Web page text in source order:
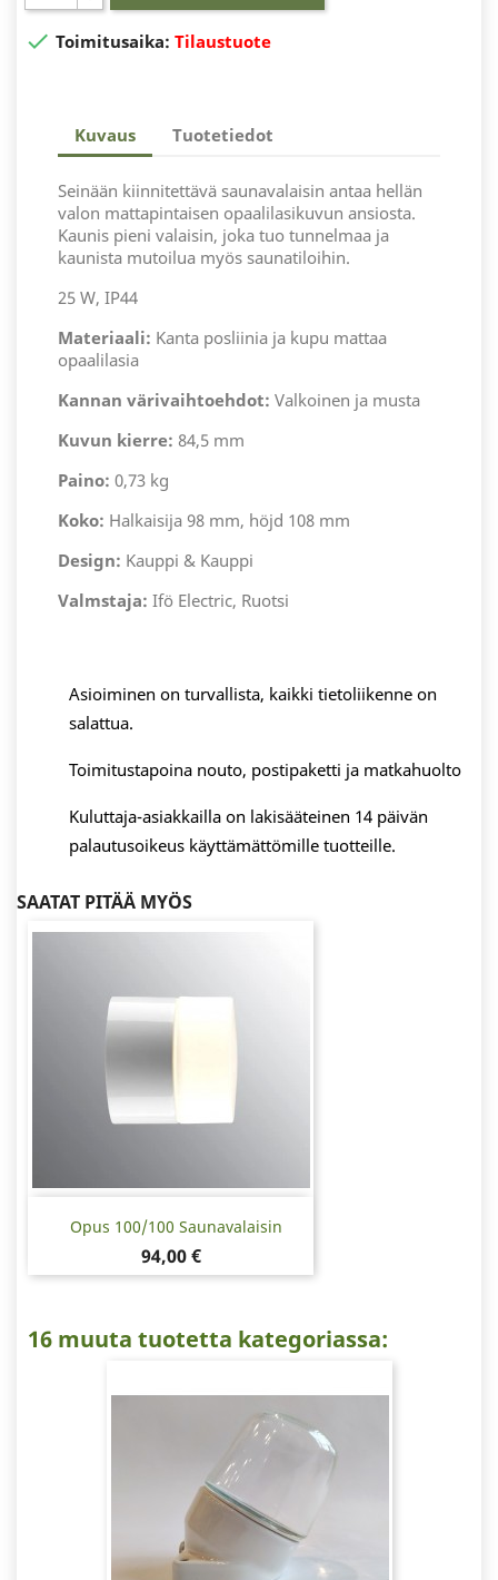
 Toimitusaika: Tilaustuote
Kuvaus Tuotetiedot
Seinään kiinnitettävä saunavalaisin antaa hellän
valon mattapintaisen opaalilasikuvun ansiosta.
Kaunis pieni valaisin, joka tuo tunnelmaa ja
kaunista mutoilua myös saunatiloihin.
25 W, IP44
Materiaali: Kanta posliinia ja kupu mattaa
opaalilasia
Kannan värivaihtoehdot: Valkoinen ja musta
Kuvun kierre: 84,5 mm
Paino: 0,73 kg
Koko: Halkaisija 98 mm, höjd 108 mm
Design: Kauppi & Kauppi
Valmstaja: Ifö Electric, Ruotsi
Asioiminen on turvallista, kaikki tietoliikenne on
salattua.
Toimitustapoina nouto, postipaketti ja matkahuolto
Kuluttaja-asiakkailla on lakisääteinen 14 päivän
palautusoikeus käyttämättömille tuotteille.
SAATAT PITÄÄ MYÖS
Opus 100/100 Saunavalaisin
Hinta
94,00 €
16 muuta tuotetta kategoriassa: